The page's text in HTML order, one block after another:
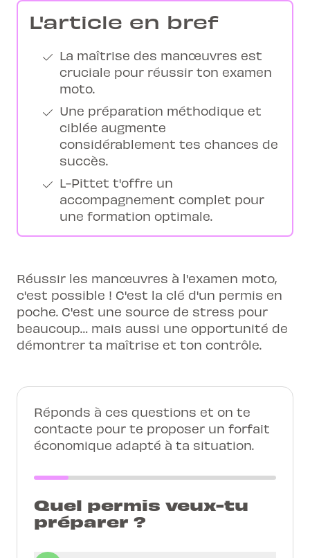
L'article en bref
La maîtrise des manœuvres est
cruciale pour réussir ton examen
moto.
Une préparation méthodique et
ciblée augmente
considérablement tes chances de
succès.
L-Pittet t'offre un
accompagnement complet pour
une formation optimale.
Réussir les manœuvres à l'examen moto,
c'est possible ! C'est la clé d'un permis en
poche. C'est une source de stress pour
beaucoup… mais aussi une opportunité de
démontrer ta maîtrise et ton contrôle.
Réponds à ces questions et on te
contacte pour te proposer un forfait
économique adapté à ta situation.
Quel permis veux-tu
préparer ?